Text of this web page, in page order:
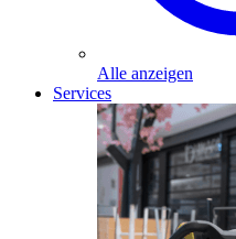
Alle anzeigen
Services